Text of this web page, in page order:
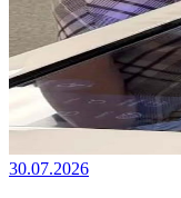
30.07.2026